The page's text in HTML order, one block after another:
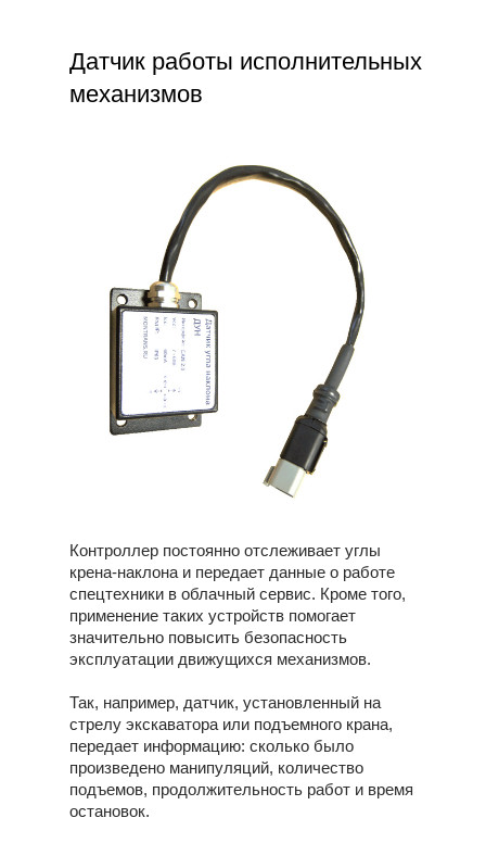
Контроллер постоянно отслеживает углы
крена-наклона и передает данные о работе
спецтехники в облачный сервис. Кроме того,
применение таких устройств помогает
значительно повысить безопасность
эксплуатации движущихся механизмов.
Так, например, датчик, установленный на
стрелу экскаватора или подъемного крана,
передает информацию: сколько было
произведено манипуляций, количество
подъемов, продолжительность работ и время
остановок.
Датчик работы исполнительных
механизмов